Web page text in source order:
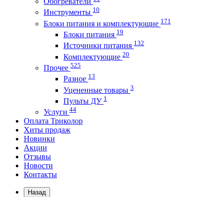
Инструменты 10
Блоки питания и комплектующие 171
Блоки питания 19
Источники питания 132
Комплектующие 20
Прочее 525
Разное 13
Уцененные товары 3
Пульты ДУ 1
Услуги 44
Оплата Триколор
Хиты продаж
Новинки
Акции
Отзывы
Новости
Контакты
Назад